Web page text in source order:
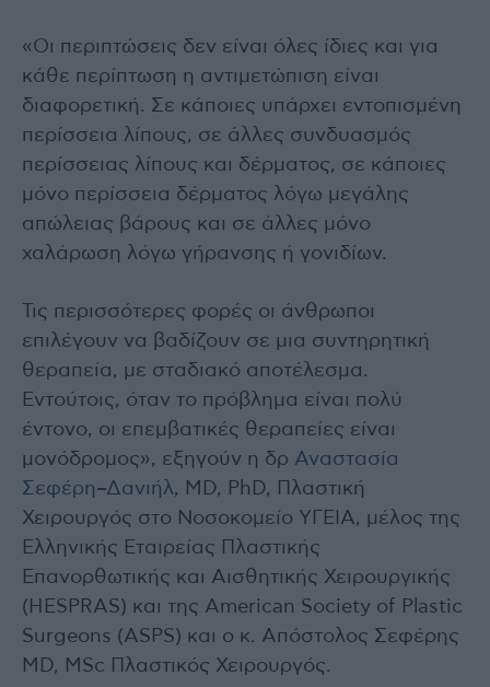
«Οι περιπτώσεις δεν είναι όλες ίδιες και για
κάθε περίπτωση η αντιμετώπιση είναι
διαφορετική. Σε κάποιες υπάρχει εντοπισμένη
περίσσεια λίπους, σε άλλες συνδυασμός
περίσσειας λίπους και δέρματος, σε κάποιες
μόνο περίσσεια δέρματος λόγω μεγάλης
απώλειας βάρους και σε άλλες μόνο
χαλάρωση λόγω γήρανσης ή γονιδίων.
Τις περισσότερες φορές οι άνθρωποι
επιλέγουν να βαδίζουν σε μια συντηρητική
θεραπεία, με σταδιακό αποτέλεσμα.
Εντούτοις, όταν το πρόβλημα είναι πολύ
έντονο, οι επεμβατικές θεραπείες είναι
μονόδρομος», εξηγούν η δρ Αναστασία
Σεφέρη–Δανιήλ, MD, PhD, Πλαστική
Χειρουργός στο Νοσοκομείο ΥΓΕΙΑ, μέλος της
Ελληνικής Εταιρείας Πλαστικής
Επανορθωτικής και Αισθητικής Χειρουργικής
(HESPRAS) και της American Society of Plastic
Surgeons (ASPS) και ο κ. Απόστολος Σεφέρης
MD, MSc Πλαστικός Χειρουργός.